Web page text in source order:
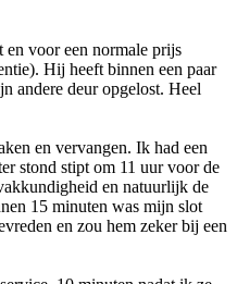
voor een normale prijs
Hij heeft binnen een paar
andere deur opgelost. Heel
en vervangen. Ik had een
stond stipt om 11 uur voor de
en natuurlijk de
15 minuten was mijn slot
en zou hem zeker bij een